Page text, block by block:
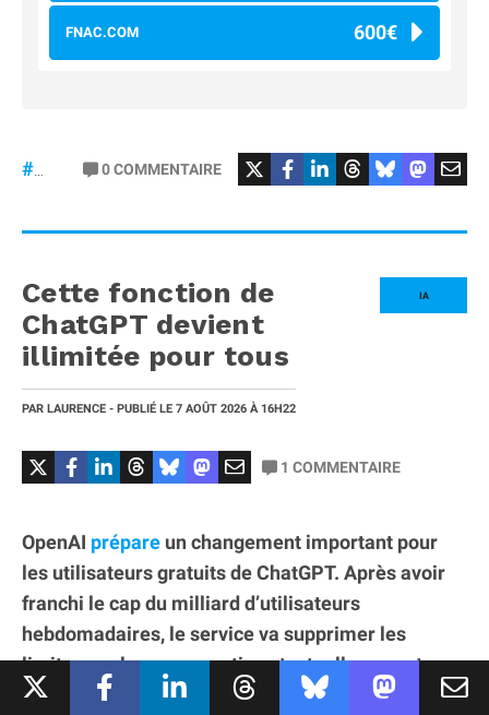
FNAC.COM 600€
#osmopocket4P
0COMMENTAIRE
IA
Cette fonction de
ChatGPT devient
illimitée pour tous
PAR LAURENCE - PUBLIÉ LE 7 AOÛT 2026 À 16H22
1 COMMENTAIRE
OpenAI prépare un changement important pour
les utilisateurs gratuits de ChatGPT. Après avoir
franchi le cap du milliard d’utilisateurs
hebdomadaires, le service va supprimer les
limites sur les conversations textuelles pour tous
ses utilisateurs. L’opération s’accompagne d’un